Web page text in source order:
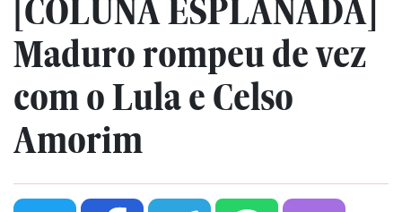
[COLUNA ESPLANADA]
Maduro rompeu de vez
com o Lula e Celso
Amorim